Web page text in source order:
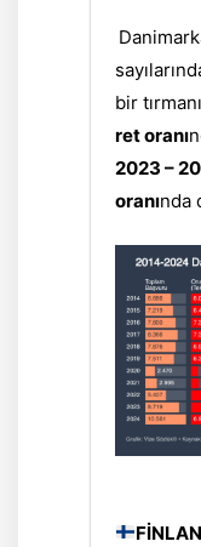
bir
ret oranı
2023 –
oranında